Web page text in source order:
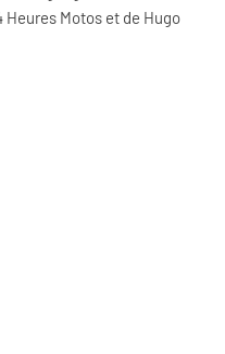
Motos et de Hugo